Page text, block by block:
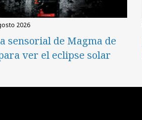
2026
sensorial de Magma de
ver el eclipse solar